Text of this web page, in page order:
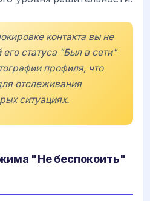
контакта вы не
статуса "Был в сети"
профиля, что
отслеживания
ситуациях.
"Не беспокоить"